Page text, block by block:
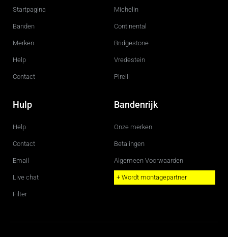
o
g
r
Startpagina
Banden
Merken
Help
Contact
Michelin
Continental
Bridgestone
Vredestein
Pirelli
Hulp
Help
Contact
Email
Live chat
Filter
Bandenrijk
Onze merken
Betalingen
Algemeen Voorwaarden
+ Wordt montagepartner